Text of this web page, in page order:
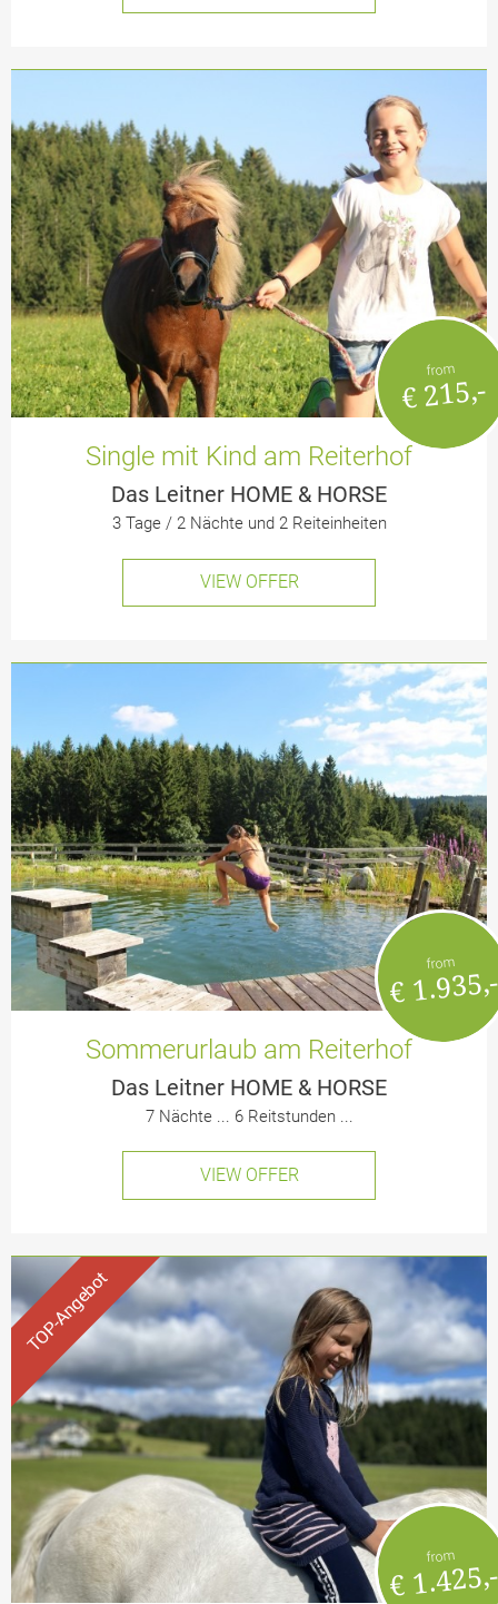
from
€ 215,-
Single mit Kind am Reiterhof
Das Leitner HOME & HORSE
3 Tage / 2 Nächte und 2 Reiteinheiten
VIEW OFFER
from
€
Sommerurlaub am Reiterhof
Das Leitner HOME & HORSE
7 Nächte ... 6 Reitstunden ...
VIEW OFFER
from
€